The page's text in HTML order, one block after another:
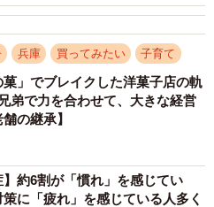
や従業員の雇用を守りつつ、
ために何かできたらと思って
般社団法人「大吉財団」が4月
育て団体の7割以上が、コロナ
いる」と回答していました。
兵庫 買ってみたい 子育て
」でブレイクした洋菓子店の軌
弟で力を合わせて、大きな経営
の継承】
】約6割が「慣れ」を感じてい
に「疲れ」を感じている人多く